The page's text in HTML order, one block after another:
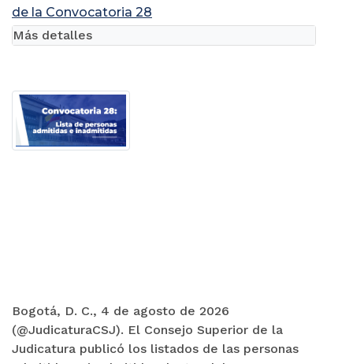
de la Convocatoria 28
Bogotá, D. C., 4 de agosto de 2026
(@JudicaturaCSJ). El Consejo Superior de la
Judicatura publicó los listados de las personas
Más detalles